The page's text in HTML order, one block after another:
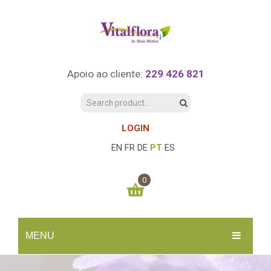
Apoio ao cliente: 229 426 821
LOGIN
EN FR DE PT ES
MENU
0
You have no items in your shopping cart
SUBTOTAL: 0.00€